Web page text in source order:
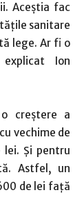
Aceştia fac
sanitare
lege. Ar fi o
Ion
o creştere a
vechime de
Şi pentru
Astfel, un
de lei faţă